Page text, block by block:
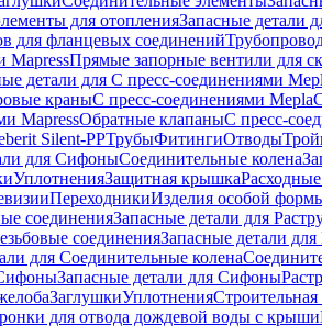
для отопленияЗапасные детали
для фланцевых соединений
MapressПрямые запорные вентили для
детали для С пресс-соединениями
краныС пресс-соединениями Mepla
MapressОбратные клапаныС пресс-
Silent-PPТрубыФитингиОтводы
для СифоныСоединительные колена
УплотненияЗащитная крышка
ПереходникиИзделия особой
соединенияЗапасные детали для
соединенияЗапасные детали
для Соединительные колена
Запасные детали для Сифоны
ЗаглушкиУплотненияСтроительная
для отвода дождевой воды с крыши